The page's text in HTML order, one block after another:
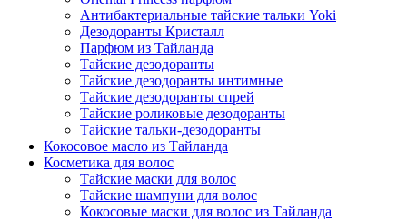
Антибактериальные тайские тальки Yoki
Дезодоранты Кристалл
Парфюм из Тайланда
Тайские дезодоранты
Тайские дезодоранты интимные
Тайские дезодоранты спрей
Тайские роликовые дезодоранты
Тайские тальки-дезодоранты
Кокосовое масло из Тайланда
Косметика для волос
Тайские маски для волос
Тайские шампуни для волос
Кокосовые маски для волос из Тайланда